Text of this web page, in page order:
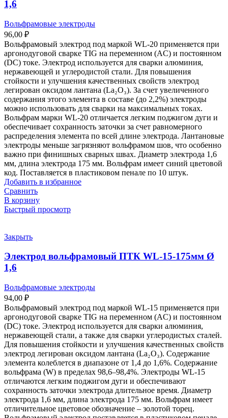
1,6
Вольфрамовые электроды
96,00 ₽
Вольфрамовый электрод под маркой WL-20 применяется при
аргонодуговой сварке TIG на переменном (AC) и постоянном
(DC) токе. Электрод используется для сварки алюминия,
нержавеющей и углеродистой стали. Для повышения
стойкости и улучшения качественных свойств электрод
легирован оксидом лантана (La₂O₃). За счет увеличенного
содержания этого элемента в составе (до 2,2%) электроды
можно использовать для сварки на максимальных токах.
Вольфрам марки WL-20 отличается легким поджигом дуги и
обеспечивает сохранность заточки за счет равномерного
распределения элемента по всей длине электрода. Лантановые
электроды меньше загрязняют вольфрамом шов, что особенно
важно при финишных сварных швах. Диаметр электрода 1,6
мм, длина электрода 175 мм. Вольфрам имеет синий цветовой
код. Поставляется в пластиковом пенале по 10 штук.
Добавить в избранное
Сравнить
В корзину
Быстрый просмотр
Закрыть
Электрод вольфрамовый ПТК WL-15-175мм Ø
1,6
Вольфрамовые электроды
94,00 ₽
Вольфрамовый электрод под маркой WL-15 применяется при
аргонодуговой сварке TIG на переменном (AC) и постоянном
(DC) токе. Электрод используется для сварки алюминия,
нержавеющей стали, а также для сварки углеродистых сталей.
Для повышения стойкости и улучшения качественных свойств
электрод легирован оксидом лантана (La₂O₃). Содержание
элемента колеблется в диапазоне от 1,4 до 1,6%. Содержание
вольфрама (W) в пределах 98,6–98,4%. Электроды WL-15
отличаются легким поджигом дуги и обеспечивают
сохранность заточки электрода длительное время. Диаметр
электрода 1,6 мм, длина электрода 175 мм. Вольфрам имеет
отличительное цветовое обозначение – золотой торец.